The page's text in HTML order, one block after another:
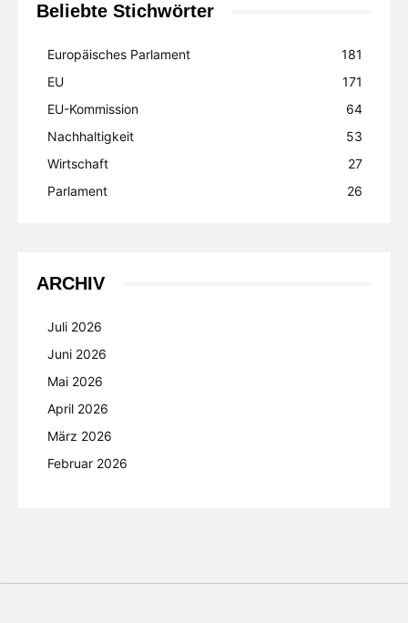
Beliebte Stichwörter
Europäisches Parlament
181
EU
171
EU-Kommission
64
Nachhaltigkeit
53
Wirtschaft
27
Parlament
26
ARCHIV
Juli 2026
Juni 2026
Mai 2026
April 2026
März 2026
Februar 2026